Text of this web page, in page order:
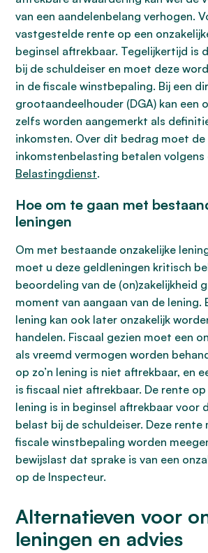
van een aandelenbelang verhogen.
vastgestelde rente op een
beginsel aftrekbaar. Tegelijkertijd is
bij de schuldeiser en moet deze
in de fiscale winstbepaling. Bij een
grootaandeelhouder (DGA) kan een
zelfs worden aangemerkt als
inkomsten. Over dit bedrag moet de
inkomstenbelasting betalen volgens
Belastingdienst.
Hoe om te gaan met
leningen
Om met bestaande onzakelijke
moet u deze geldleningen kritisch
beoordeling van de (on)zakelijkheid
moment van aangaan van de lening.
lening kan ook later onzakelijk
handelen. Fiscaal gezien moet een
als vreemd vermogen worden
op zo’n lening is niet aftrekbaar, en
is fiscaal niet aftrekbaar. De rente
lening is in beginsel aftrekbaar voor
belast bij de schuldeiser. Deze rente
fiscale winstbepaling worden
bewijslast dat sprake is van een
op de Inspecteur.
Alternatieven voor
leningen en advies